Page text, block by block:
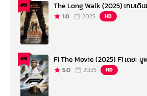
#8 The Long Walk (2025) เกมเดิ
1.0 2025 HD
#9 F1 The Movie (2025) F1 เดอะ
5.0 2025 HD